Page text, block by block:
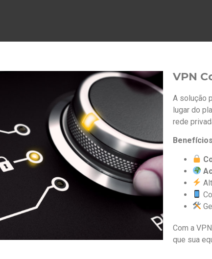
VPN
A solução
lugar do
rede
Benefícios
Com a
que sua